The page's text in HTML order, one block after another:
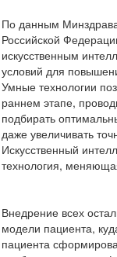
По данным
Российской
искусственным
условий для
Умные технологии
раннем этапе,
подбирать
даже увеличивать
Искусственный
технология,
Внедрение всех
модели пациента,
пациента